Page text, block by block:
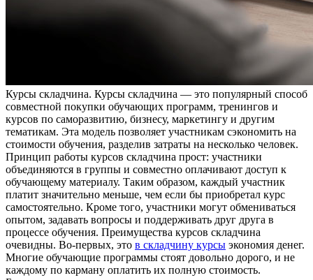
Курсы склaдчинa. Курсы склaдчинa — этo популярный способ
совместной покупки обучающих программ, тренингов и
курсов по саморазвитию, бизнесу, маркетингу и другим
тематикам. Эта модель позволяет участникам сэкономить на
стоимости обучения, разделив затраты на несколько человек.
Принцип работы курсов складчина прост: участники
объединяются в группы и совместно оплачивают доступ к
обучающему материалу. Таким образом, каждый участник
платит значительно меньше, чем если бы приобретал курс
самостоятельно. Кроме того, участники могут обмениваться
опытом, задавать вопросы и поддерживать друг друга в
процессе обучения. Преимущества курсов складчина
очевидны. Во-первых, это в складчину курсы экономия денег.
Многие обучающие программы стоят довольно дорого, и не
каждому по карману оплатить их полную стоимость.